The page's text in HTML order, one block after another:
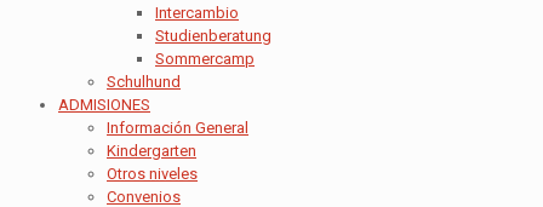
Intercambio
Studienberatung
Sommercamp
Schulhund
ADMISIONES
Información General
Kindergarten
Otros niveles
Convenios